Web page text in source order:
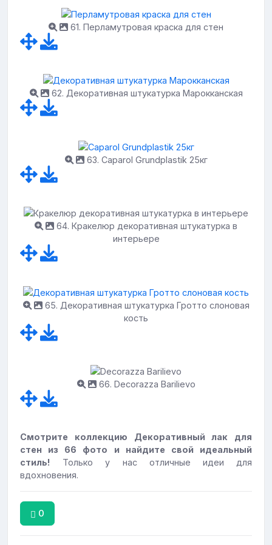
61. Перламутровая краска для стен
62. Декоративная штукатурка Марокканская
63. Caparol Grundplastik 25кг
64. Кракелюр декоративная штукатурка в
интерьере
65. Декоративная штукатурка Гротто слоновая
кость
66. Decorazza Barilievo
Смотрите коллекцию Декоративный лак для
стен из 66 фото и найдите свой идеальный
стиль!
Только у нас отличные идеи для
вдохновения.
0